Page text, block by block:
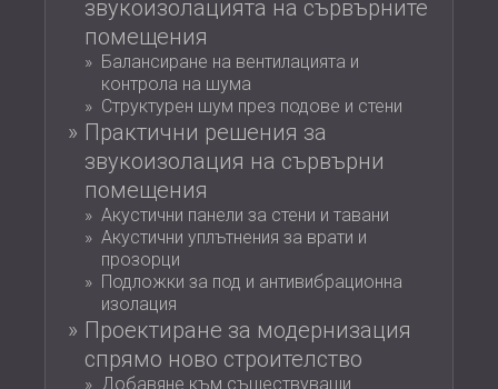
ЗДРАВНИЯ СЕКТОР
ЗВУКОИЗОЛАЦИОННИ И АКУСТИЧНИ
РЕШЕНИЯ ЗА АУДИОЛОГИЧНИЯ
СЕКТОР
ЗВУКОИЗОЛАЦИОННИ И АКУСТИЧНИ
РЕШЕНИЯ ЗА ЦЕНТРОВЕ ЗА ДАННИ
звукоизолацията на сървърните
помещения
Балансиране на вентилацията и
контрола на шума
Структурен шум през подове и стени
Практични решения за
звукоизолация на сървърни
помещения
Акустични панели за стени и тавани
Акустични уплътнения за врати и
прозорци
Подложки за под и антивибрационна
изолация
Проектиране за модернизация
спрямо ново строителство
Добавяне към съществуващи